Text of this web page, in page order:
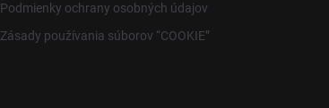
Podmienky ochrany osobných údajov
Zásady používania súborov “COOKIE”